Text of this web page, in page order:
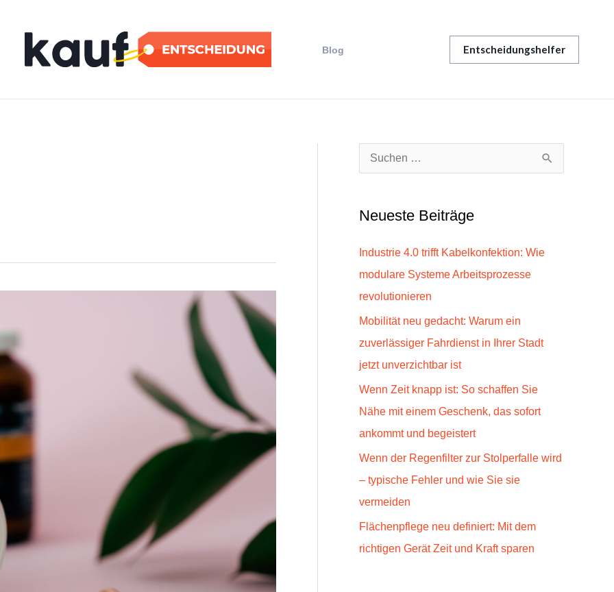
Blog Entscheidungshelfer
e
n
n
a
h
Neueste Beiträge
Industrie 4.0 trifft Kabelkonfektion: Wie
modulare Systeme Arbeitsprozesse
revolutionieren
Mobilität neu gedacht: Warum ein
zuverlässiger Fahrdienst in Ihrer Stadt
jetzt unverzichtbar ist
Wenn Zeit knapp ist: So schaffen Sie
Nähe mit einem Geschenk, das sofort
ankommt und begeistert
Wenn der Regenfilter zur Stolperfalle wird
– typische Fehler und wie Sie sie
vermeiden
Flächenpflege neu definiert: Mit dem
richtigen Gerät Zeit und Kraft sparen